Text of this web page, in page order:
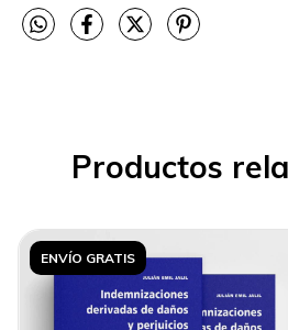
Productos
ENVÍO GRATIS